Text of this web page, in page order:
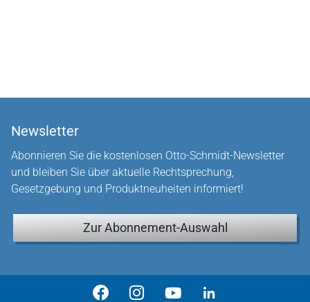
Newsletter
Abonnieren Sie die kostenlosen Otto-Schmidt-Newsletter
und bleiben Sie über aktuelle Rechtsprechung,
Gesetzgebung und Produktneuheiten informiert!
Zur Abonnement-Auswahl